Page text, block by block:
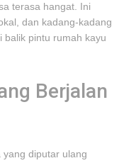
terasa hangat. Ini
dan kadang-kadang
balik pintu rumah kayu
Berjalan
diputar ulang